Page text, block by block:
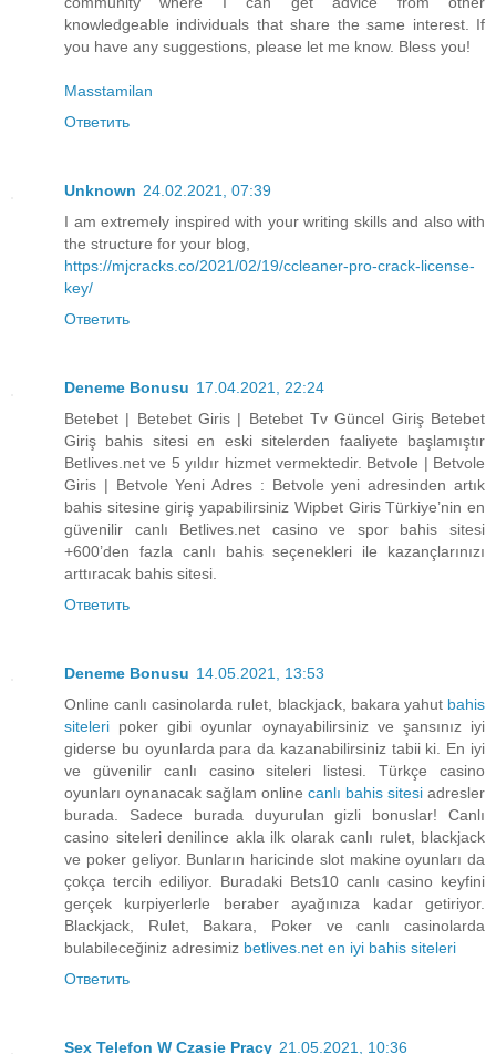
knowledgeable individuals that share the same interest. If
you have any suggestions, please let me know. Bless you!
Masstamilan
Ответить
Unknown 24.02.2021, 07:39
I am extremely inspired with your writing skills and also with
the structure for your blog,
https://mjcracks.co/2021/02/19/ccleaner-pro-crack-license-
key/
Ответить
Deneme Bonusu 17.04.2021, 22:24
Betebet | Betebet Giris | Betebet Tv Güncel Giriş Betebet
Giriş bahis sitesi en eski sitelerden faaliyete başlamıştır
Betlives.net ve 5 yıldır hizmet vermektedir. Betvole | Betvole
Giris | Betvole Yeni Adres : Betvole yeni adresinden artık
bahis sitesine giriş yapabilirsiniz Wipbet Giris Türkiye’nin en
güvenilir canlı Betlives.net casino ve spor bahis sitesi
+600’den fazla canlı bahis seçenekleri ile kazançlarınızı
arttıracak bahis sitesi.
Ответить
Deneme Bonusu 14.05.2021, 13:53
Online canlı casinolarda rulet, blackjack, bakara yahut bahis
siteleri poker gibi oyunlar oynayabilirsiniz ve şansınız iyi
giderse bu oyunlarda para da kazanabilirsiniz tabii ki. En iyi
ve güvenilir canlı casino siteleri listesi. Türkçe casino
oyunları oynanacak sağlam online canlı bahis sitesi adresler
burada. Sadece burada duyurulan gizli bonuslar! Canlı
casino siteleri denilince akla ilk olarak canlı rulet, blackjack
ve poker geliyor. Bunların haricinde slot makine oyunları da
çokça tercih ediliyor. Buradaki Bets10 canlı casino keyfini
gerçek kurpiyerlerle beraber ayağınıza kadar getiriyor.
Blackjack, Rulet, Bakara, Poker ve canlı casinolarda
bulabileceğiniz adresimiz betlives.net en iyi bahis siteleri
Ответить
Sex Telefon W Czasie Pracy 21.05.2021, 10:36